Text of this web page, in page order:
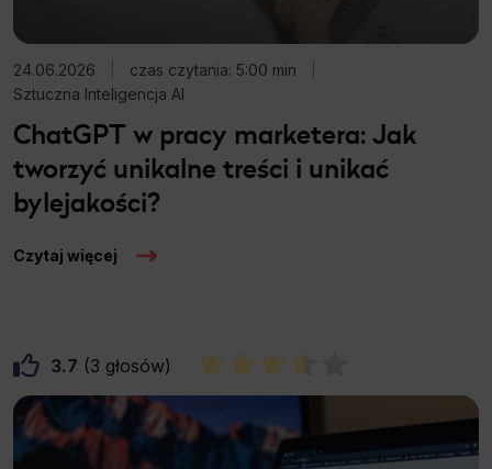
24.06.2026 czas czytania: 5:00 min
Sztuczna Inteligencja AI
ChatGPT w pracy marketera: Jak
tworzyć unikalne treści i unikać
bylejakości?
Czytaj więcej
3.7 3